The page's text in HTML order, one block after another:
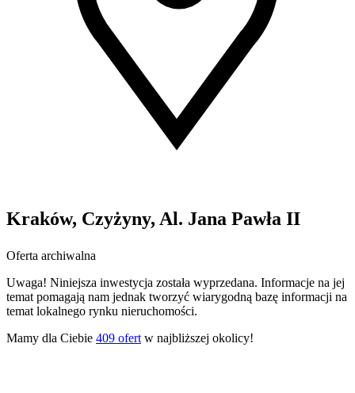
Kraków, Czyżyny, Al. Jana Pawła II
Oferta archiwalna
Uwaga! Niniejsza inwestycja została wyprzedana. Informacje na jej
temat pomagają nam jednak tworzyć wiarygodną bazę informacji na
temat lokalnego rynku nieruchomości.
Mamy dla Ciebie 409 ofert w najbliższej okolicy!